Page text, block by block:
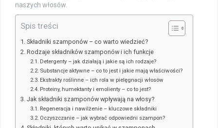
naszych włosów.
Spis treści
Składniki szamponów – co warto wiedzieć?
Rodzaje składników szamponów i ich funkcje
Detergenty – jak działają i jakie są ich rodzaje?
Substancje aktywne – co to jest i jakie mają właściwości?
Ekstrakty roślinne – ich rola w pielęgnacji włosów
Proteiny, humektanty i emolienty – co to jest?
Jak składniki szamponów wpływają na włosy?
Regeneracja i nawilżenie – kluczowe składniki
Oczyszczanie – jak wybrać odpowiedni szampon?